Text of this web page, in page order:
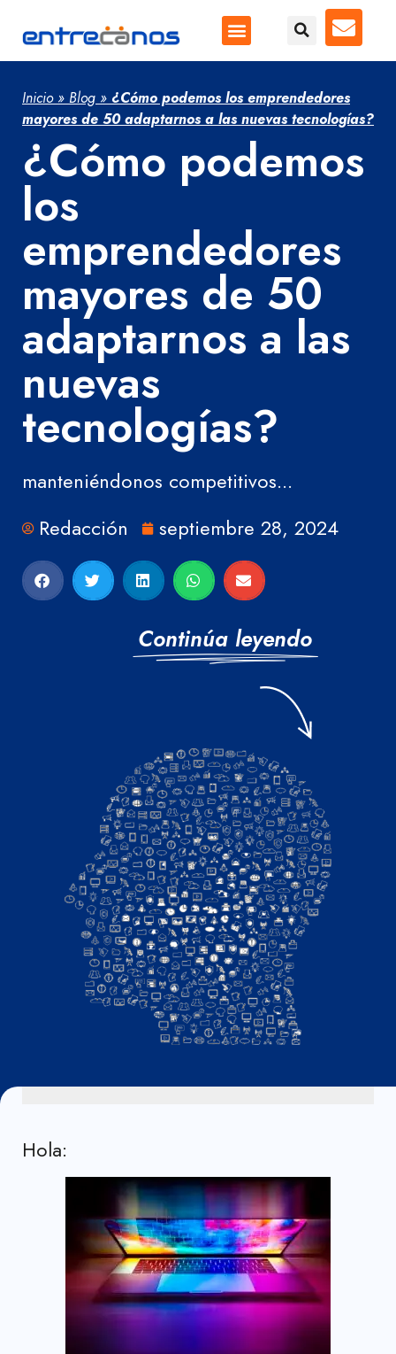
Inicio» Blog » ¿Cómo podemos los emprendedores
mayores de 50 adaptarnos a las nuevas tecnologías?
¿Cómo podemos
los
emprendedores
mayores de 50
adaptarnos a las
nuevas
tecnologías?
manteniéndonos competitivos...
Redacción
septiembre 28, 2024
Continúa leyendo
Hola: